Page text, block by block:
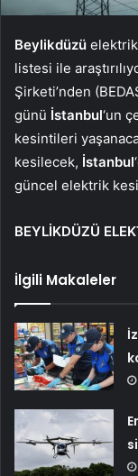
Beylikdüzü
listesi ile
Şirketi’nden
günü İstanbul‘un
kesintileri
kesilecek, İstanbul
güncel elektrik
BEYLİKDÜZÜ
İlgili Makaleler